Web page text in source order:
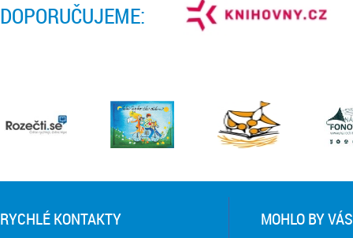
DOPORUČUJEME:
RYCHLÉ KONTAKTY MOHLO BY